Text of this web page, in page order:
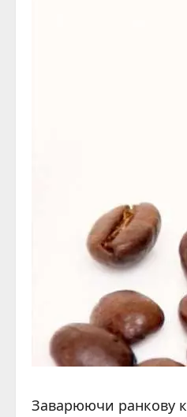
Заварюючи ранкову